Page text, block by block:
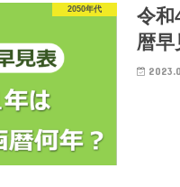
2050年代
令和
暦早